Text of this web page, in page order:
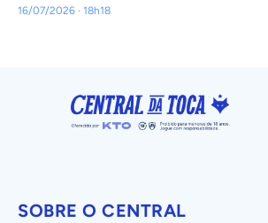
16/07/2026 · 18h18
SOBRE O CENTRAL